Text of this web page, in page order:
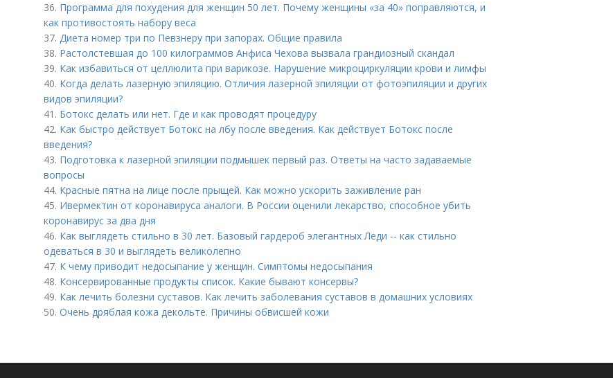
36. Программа для похудения для женщин 50 лет. Почему женщины «за 40» поправляются, и
как противостоять набору веса
37. Диета номер три по Певзнеру при запорах. Общие правила
38. Растолстевшая до 100 килограммов Анфиса Чехова вызвала грандиозный скандал
39. Как избавиться от целлюлита при варикозе. Нарушение микроциркуляции крови и лимфы
40. Когда делать лазерную эпиляцию. Отличия лазерной эпиляции от фотоэпиляции и других
видов эпиляции?
41. Ботокс делать или нет. Где и как проводят процедуру
42. Как быстро действует Ботокс на лбу после введения. Как действует Ботокс после
введения?
43. Подготовка к лазерной эпиляции подмышек первый раз. Ответы на часто задаваемые
вопросы
44. Красные пятна на лице после прыщей. Как можно ускорить заживление ран
45. Ивермектин от коронавируса аналоги. В России оценили лекарство, способное убить
коронавирус за два дня
46. Как выглядеть стильно в 30 лет. Базовый гардероб элегантных Леди -- как стильно
одеваться в 30 и выглядеть великолепно
47. К чему приводит недосыпание у женщин. Симптомы недосыпания
48. Консервированные продукты список. Какие бывают консервы?
49. Как лечить болезни суставов. Как лечить заболевания суставов в домашних условиях
50. Очень дряблая кожа декольте. Причины обвисшей кожи